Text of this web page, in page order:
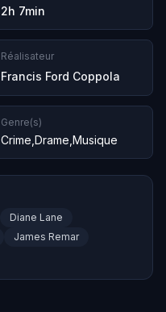
2h 7min
Réalisateur
Francis Ford Coppola
Genre(s)
Crime Drame Musique
Diane Lane
James Remar